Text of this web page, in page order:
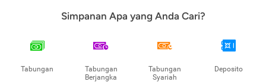
Simpanan Apa yang Anda Cari?
Tabungan
Tabungan
Berjangka
Tabungan
Syariah
Deposito